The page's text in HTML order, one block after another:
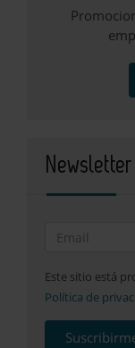
Newsletter
Este sitio está
Política de